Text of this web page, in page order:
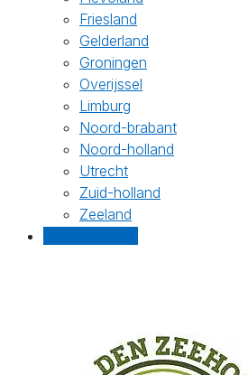
Friesland
Gelderland
Groningen
Overijssel
Limburg
Noord-brabant
Noord-holland
Utrecht
Zuid-holland
Zeeland